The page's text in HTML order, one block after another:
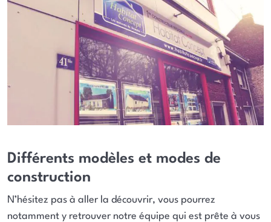
Différents modèles et modes de
construction
N’hésitez pas à aller la découvrir, vous pourrez
notamment y retrouver notre équipe qui est prête à vous